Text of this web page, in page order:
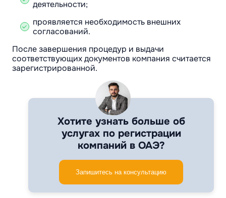
деятельности;
проявляется необходимость внешних
согласований.
После завершения процедур и выдачи
соответствующих документов компания считается
зарегистрированной.
Хотите узнать больше об
услугах по регистрации
компаний в ОАЭ?
Запишитесь на консультацию